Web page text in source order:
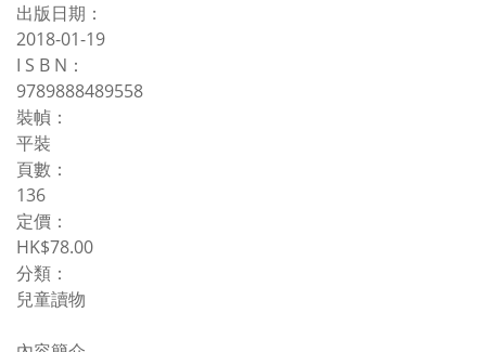
出版日期：
2018-01-19
I S B N：
9789888489558
裝幀：
平裝
頁數：
136
定價：
HK$78.00
分類：
兒童讀物